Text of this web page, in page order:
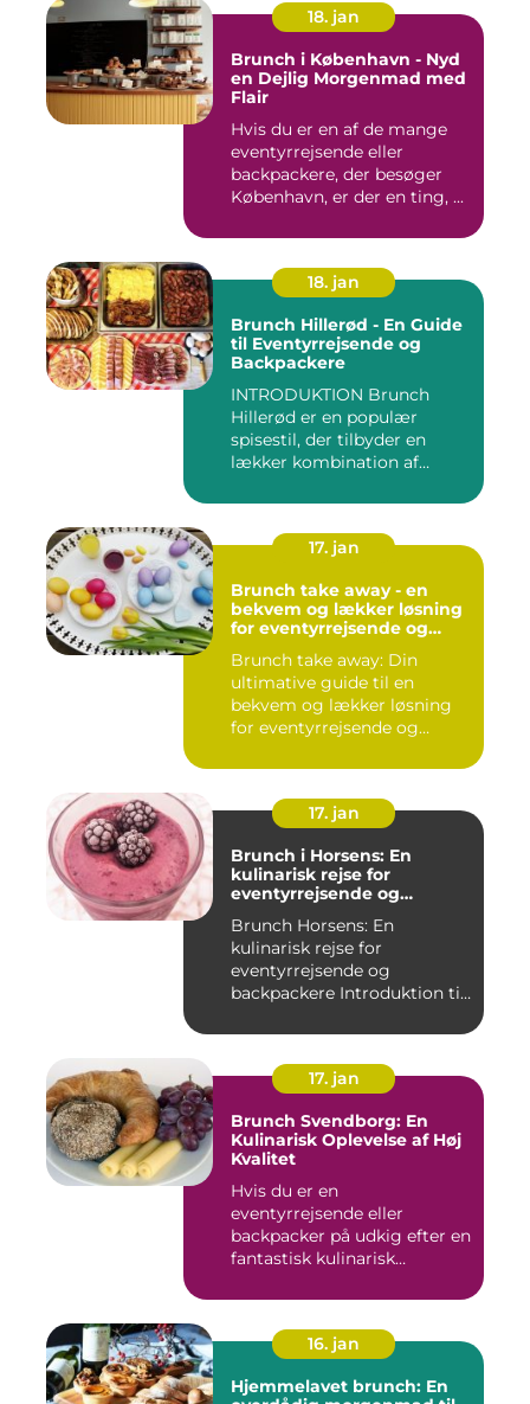
18. jan
Brunch i København - Nyd
en Dejlig Morgenmad med
Flair
Hvis du er en af de mange
eventyrrejsende eller
backpackere, der besøger
København, er der en ting, ...
18. jan
Brunch Hillerød - En Guide
til Eventyrrejsende og
Backpackere
INTRODUKTION Brunch
Hillerød er en populær
spisestil, der tilbyder en
lækker kombination af
17. jan
Brunch take away - en
bekvem og lækker løsning
for eventyrrejsende og
Brunch take away: Din
ultimative guide til en
bekvem og lækker løsning
for eventyrrejsende og
17. jan
Brunch i Horsens: En
kulinarisk rejse for
eventyrrejsende og
Brunch Horsens: En
kulinarisk rejse for
eventyrrejsende og
backpackere Introduktion til
17. jan
Brunch Svendborg: En
Kulinarisk Oplevelse af Høj
Kvalitet
Hvis du er en
eventyrrejsende eller
backpacker på udkig efter en
fantastisk kulinarisk
16. jan
Hjemmelavet brunch: En